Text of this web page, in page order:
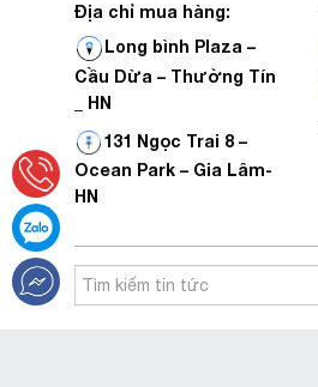
Địa chỉ mua hàng:
Long bình Plaza –
Cầu Dừa – Thường Tín
_ HN
131 Ngọc Trai 8 –
Ocean Park – Gia Lâm-
HN